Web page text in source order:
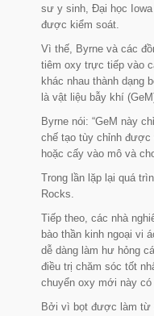
sư y sinh, Đại học
được kiểm soát.
Vì thế, Byrne và các
tiêm oxy trực tiếp vào
khác nhau thành dạng
là vật liệu bẫy khí
Byrne nói: “GeM này
chế tạo tùy chỉnh được
hoặc cấy vào mô và
Trong lần lặp lại quá
Rocks.
Tiếp theo, các nhà
bào thần kinh ngoại vi
dễ dàng làm hư hỏng
điều trị chăm sóc tốt
chuyển oxy mới này
Bởi vì bọt được làm từ